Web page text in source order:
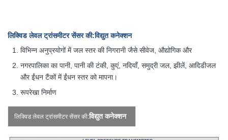
लिक्विड लेवल ट्रांसमीटर सेंसर की:विद्युत कनेक्शन
विभिन्न अनुप्रयोगों में जल स्तर की निगरानी जैसे सीवेज, औद्योगिक और
नगरपालिका का पानी, पानी की टंकी, कुएं, नदियाँ, समुद्री जल, झीलें, आदिडीजल
और ईंधन टैंकों में ईंधन स्तर को मापना।
रूपरेखा निर्माण
लिक्विड लेवल ट्रांसमीटर सेंसर की:विद्युत कनेक्शन